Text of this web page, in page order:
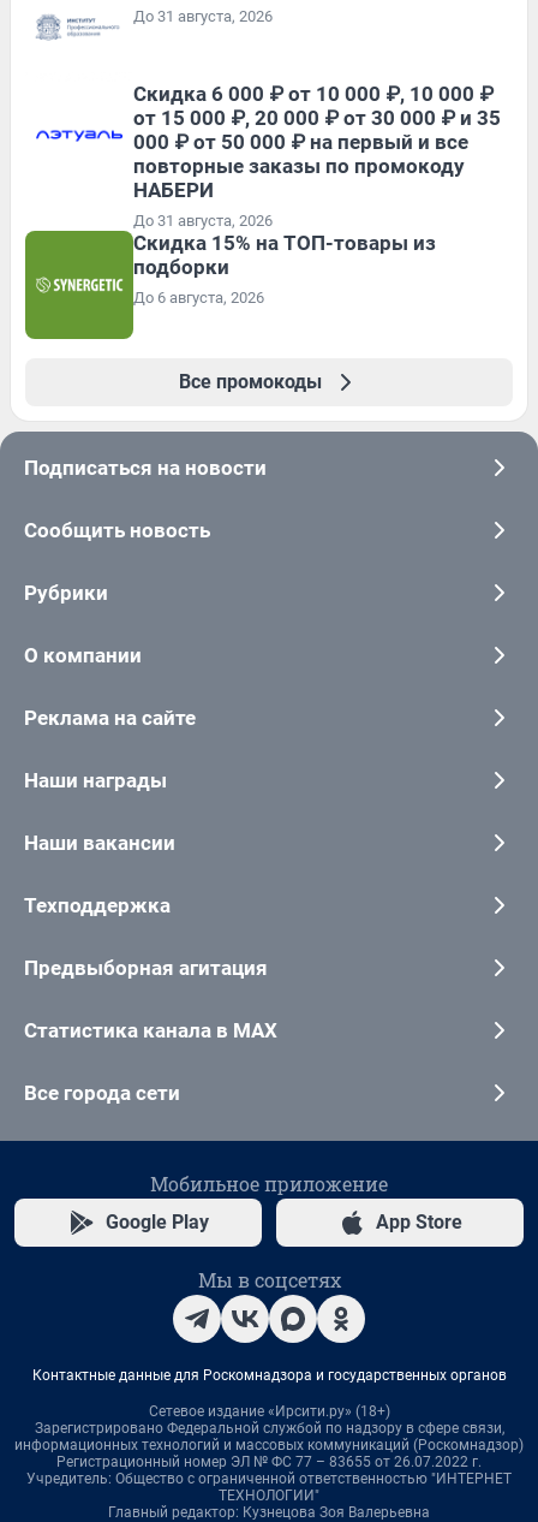
До 31 августа, 2026
Скидка 6 000 ₽ от 10 000 ₽, 10 000 ₽
от 15 000 ₽, 20 000 ₽ от 30 000 ₽ и 35
000 ₽ от 50 000 ₽ на первый и все
повторные заказы по промокоду
НАБЕРИ
До 31 августа, 2026
Скидка 15% на ТОП-товары из
подборки
До 6 августа, 2026
Все промокоды
Подписаться на новости
Сообщить новость
Рубрики
О компании
Реклама на сайте
Наши награды
Наши вакансии
Техподдержка
Предвыборная агитация
Статистика канала в MAX
Все города сети
Мобильное приложение
Google Play App Store
Мы в соцсетях
Контактные данные для Роскомнадзора и государственных органов
Сетевое издание «Ирсити.ру» (18+)
Зарегистрировано Федеральной службой по надзору в сфере связи,
информационных технологий и массовых коммуникаций (Роскомнадзор)
Регистрационный номер ЭЛ № ФС 77 – 83655 от 26.07.2022 г.
Учредитель: Общество с ограниченной ответственностью "ИНТЕРНЕТ
ТЕХНОЛОГИИ"
Главный редактор: Кузнецова Зоя Валерьевна